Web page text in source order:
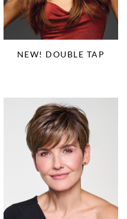
NEW! DOUBLE TAP